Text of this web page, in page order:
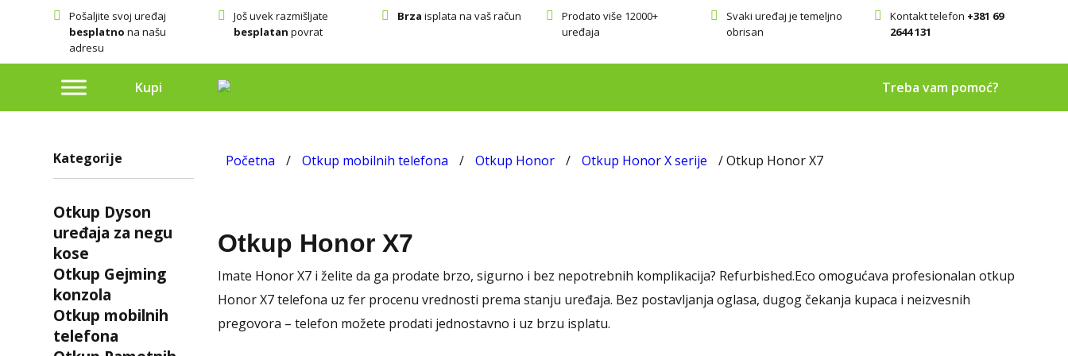
Pošaljite svoj uređaj
besplatno na našu
adresu
Još uvek razmišljate
besplatan povrat
Brza isplata na vaš račun
Prodato više 12000+
uređaja
Svaki uređaj je temeljno
obrisan
Kontakt telefon +381 69
2644 131
Kupi Treba vam pomoć?
Kategorije
Otkup Dyson
uređaja za negu
kose
Otkup Gejming
konzola
Otkup mobilnih
telefona
Početna / Otkup mobilnih telefona / Otkup Honor / Otkup Honor X serije / Otkup Honor X7
Otkup Honor X7
Imate Honor X7 i želite da ga prodate brzo, sigurno i bez nepotrebnih komplikacija? Refurbished.Eco omogućava profesionalan otkup
Honor X7 telefona uz fer procenu vrednosti prema stanju uređaja. Bez postavljanja oglasa, dugog čekanja kupaca i neizvesnih
pregovora – telefon možete prodati jednostavno i uz brzu isplatu.